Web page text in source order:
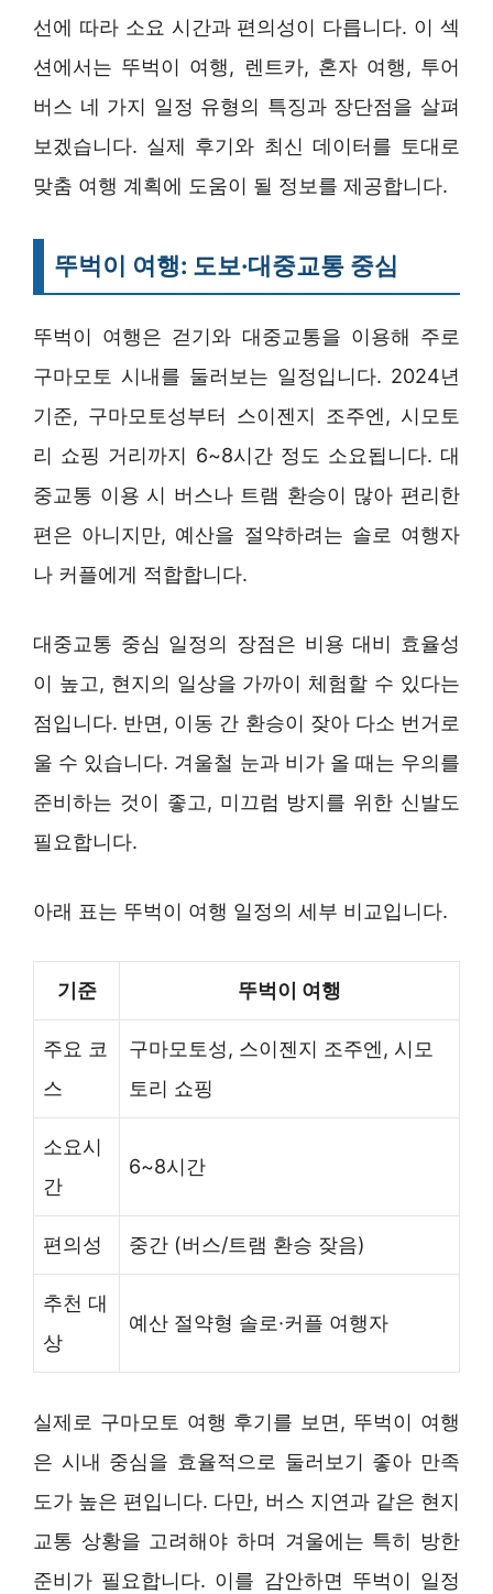
선에 따라 소요 시간과 편의성이 다릅니다. 이 섹
션에서는 뚜벅이 여행, 렌트카, 혼자 여행, 투어
버스 네 가지 일정 유형의 특징과 장단점을 살펴
보겠습니다. 실제 후기와 최신 데이터를 토대로
맞춤 여행 계획에 도움이 될 정보를 제공합니다.
뚜벅이 여행: 도보·대중교통 중심
뚜벅이 여행은 걷기와 대중교통을 이용해 주로
구마모토 시내를 둘러보는 일정입니다. 2024년
기준, 구마모토성부터 스이젠지 조주엔, 시모토
리 쇼핑 거리까지 6~8시간 정도 소요됩니다. 대
중교통 이용 시 버스나 트램 환승이 많아 편리한
편은 아니지만, 예산을 절약하려는 솔로 여행자
나 커플에게 적합합니다.
대중교통 중심 일정의 장점은 비용 대비 효율성
이 높고, 현지의 일상을 가까이 체험할 수 있다는
점입니다. 반면, 이동 간 환승이 잦아 다소 번거로
울 수 있습니다. 겨울철 눈과 비가 올 때는 우의를
준비하는 것이 좋고, 미끄럼 방지를 위한 신발도
필요합니다.
아래 표는 뚜벅이 여행 일정의 세부 비교입니다.
기준 뚜벅이 여행
주요 코
스
구마모토성, 스이젠지 조주엔, 시모
토리 쇼핑
소요시
간
6~8시간
편의성 중간 (버스/트램 환승 잦음)
추천 대
상
예산 절약형 솔로·커플 여행자
실제로 구마모토 여행 후기를 보면, 뚜벅이 여행
은 시내 중심을 효율적으로 둘러보기 좋아 만족
도가 높은 편입니다. 다만, 버스 지연과 같은 현지
교통 상황을 고려해야 하며 겨울에는 특히 방한
준비가 필요합니다. 이를 감안하면 뚜벅이 일정